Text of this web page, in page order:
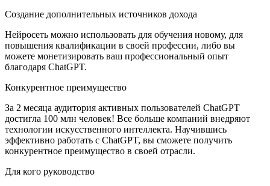
Создание дополнительных источников дохода
Нейросеть можно использовать для обучения новому, для
повышения квалификации в своей профессии, либо вы
можете монетизировать ваш профессиональный опыт
благодаря ChatGPT.
Конкурентное преимущество
За 2 месяца аудитория активных пользователей ChatGPT
достигла 100 млн человек! Все больше компаний внедряют
технологии искусственного интеллекта. Научившись
эффективно работать с ChatGPT, вы сможете получить
конкурентное преимущество в своей отрасли.
Для кого руководство